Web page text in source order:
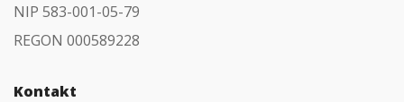
NIP 583-001-05-79
REGON 000589228
Kontakt